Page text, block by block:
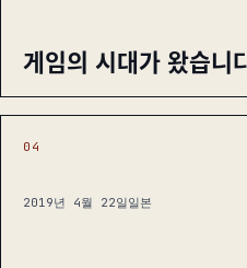
게임의 시대가 왔습니
04
2019년 4월 22일일본